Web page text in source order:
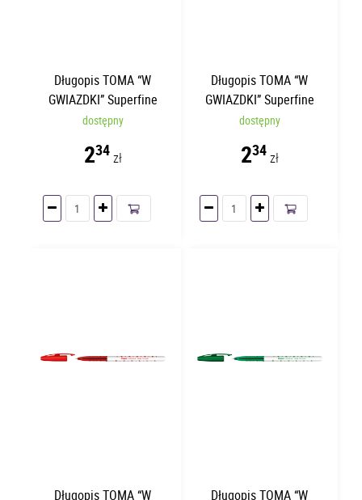
Długopis TOMA “W
GWIAZDKI” Superfine
Niebieski TO-059
dostępny
234zł
Długopis TOMA “W
GWIAZDKI” Superfine
Czarny TO-059
dostępny
234zł
Długopis TOMA “W
Długopis TOMA “W